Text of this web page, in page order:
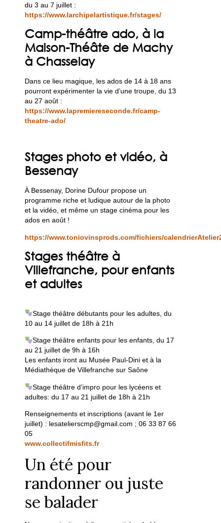
du 3 au 7 juillet :
https://www.larchipelartistique.fr/stages/
Camp-théâtre ado, à la
Maison-Théâte de Machy
à Chasselay
Dans ce lieu magique, les ados de 14 à 18 ans
pourront expérimenter la vie d’une troupe, du 13
au 27 août :
https://www.lapremiereseconde.fr/camp-
theatre-ado/
Stages photo et vidéo, à
Bessenay
À Bessenay, Dorine Dufour propose un
programme riche et ludique autour de la photo
et la vidéo, et même un stage cinéma pour les
ados en août !
https://www.toniovinsprods.com/fichiers/
Stages théâtre à
Villefranche, pour enfants
et adultes
Stage théâtre débutants pour les adultes, du
10 au 14 juillet de 18h à 21h
Stage théâtre enfants pour les enfants, du 17
au 21 juillet de 9h à 16h
Les enfants iront au Musée Paul-Dini et à la
Médiathèque de Villefranche sur Saône
Stage théâtre d’impro pour les lycéens et
adultes: du 17 au 21 juillet de 18h à 21h
Renseignements et inscriptions (avant le 1er
juillet) : lesatelierscmp@gmail.com ; 06 33 87 66
05
www.collectifmisfits.fr
Un été pour
randonner ou juste
se balader